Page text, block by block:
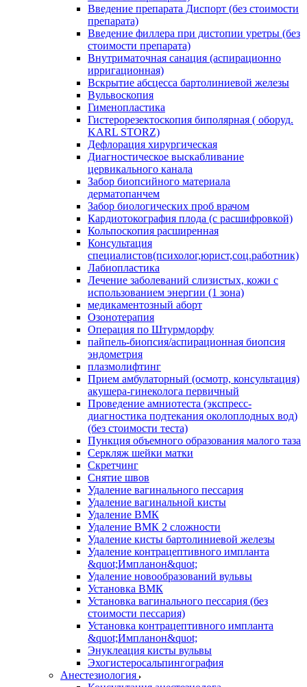
Введение препарата Диспорт (без стоимости
препарата)
Введение филлера при дистопии уретры (без
стоимости препарата)
Внутриматочная санация (аспирационно
ирригационная)
Вскрытие абсцесса бартолиниевой железы
Вульвоскопия
Гименопластика
Гистерорезектоскопия биполярная ( оборуд.
KARL STORZ)
Дефлорация хирургическая
Диагностическое выскабливание
цервикального канала
Забор биопсийного материала
дерматопанчем
Забор биологических проб врачом
Кардиотокография плода (с расшифровкой)
Кольпоскопия расширенная
Консультация
специалистов(психолог,юрист,соц.работник)
Лабиопластика
Лечение заболеваний слизистых, кожи с
использованием энергии (1 зона)
медикаментозный аборт
Озонотерапия
Операция по Штурмдорфу
пайпель-биопсия/аспирационная биопсия
эндометрия
плазмолифтинг
Прием амбулаторный (осмотр, консультация)
акушера-гинеколога первичный
Проведение амниотеста (экспресс-
диагностика подтекания околоплодных вод)
(без стоимости теста)
Пункция объемного образования малого таза
Серкляж шейки матки
Скретчинг
Снятие швов
Удаление вагинального пессария
Удаление вагинальной кисты
Удаление ВМК
Удаление ВМК 2 сложности
Удаление кисты бартолиниевой железы
Удаление контрацептивного импланта
&quot;Импланон&quot;
Удаление новообразований вульвы
Установка ВМК
Установка вагинального пессария (без
стоимости пессария)
Установка контрацептивного импланта
&quot;Импланон&quot;
Энуклеация кисты вульвы
Эхогистеросальпингография
Анестезиология